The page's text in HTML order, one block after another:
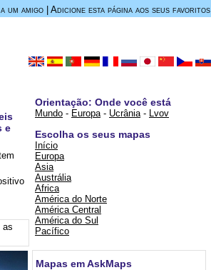
um amigo Adicione esta página aos seus favoritos
e
as
Orientação: Onde você está
Mundo - Europa- Ucrânia- Lvov
Escolha os seus mapas
Início
Europa
Asia
Austrália
Africa
América do Norte
América Central
América do Sul
Pacífico
Mapas em AskMaps